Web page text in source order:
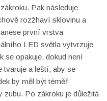
Pak následuje
rozžhaví sklovinu a
první vrstva
LED světla vytvrzuje
se opakuje, dokud není
tvaruje a leští, aby se
by měl být téměř
zubu. Po zákroku je důležitá